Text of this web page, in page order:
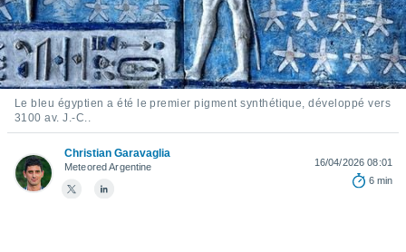
nous
à vous
de très
PARAMÈTRES
Le bleu égyptien a été le premier pigment synthétique, développé vers
3100 av. J.-C..
Christian Garavaglia
Meteored Argentine
16/04/2026 08:01
6 min